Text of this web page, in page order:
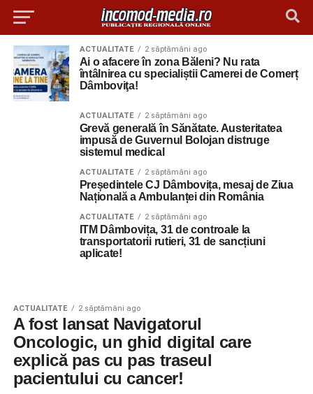
ACTUALITATE 2 săptămâni ago
Ai o afacere în zona Băleni? Nu rata
întâlnirea cu specialiștii Camerei de Comerț
Dâmboviţa!
ACTUALITATE 2 săptămâni ago
Grevă generală în Sănătate. Austeritatea
impusă de Guvernul Bolojan distruge
sistemul medical
ACTUALITATE 2 săptămâni ago
Președintele CJ Dâmbovița, mesaj de Ziua
Națională a Ambulanței din România
ACTUALITATE 2 săptămâni ago
ITM Dâmbovița, 31 de controale la
transportatorii rutieri, 31 de sancțiuni
aplicate!
ACTUALITATE 2 săptămâni ago
A fost lansat Navigatorul
Oncologic, un ghid digital care
explică pas cu pas traseul
pacientului cu cancer!